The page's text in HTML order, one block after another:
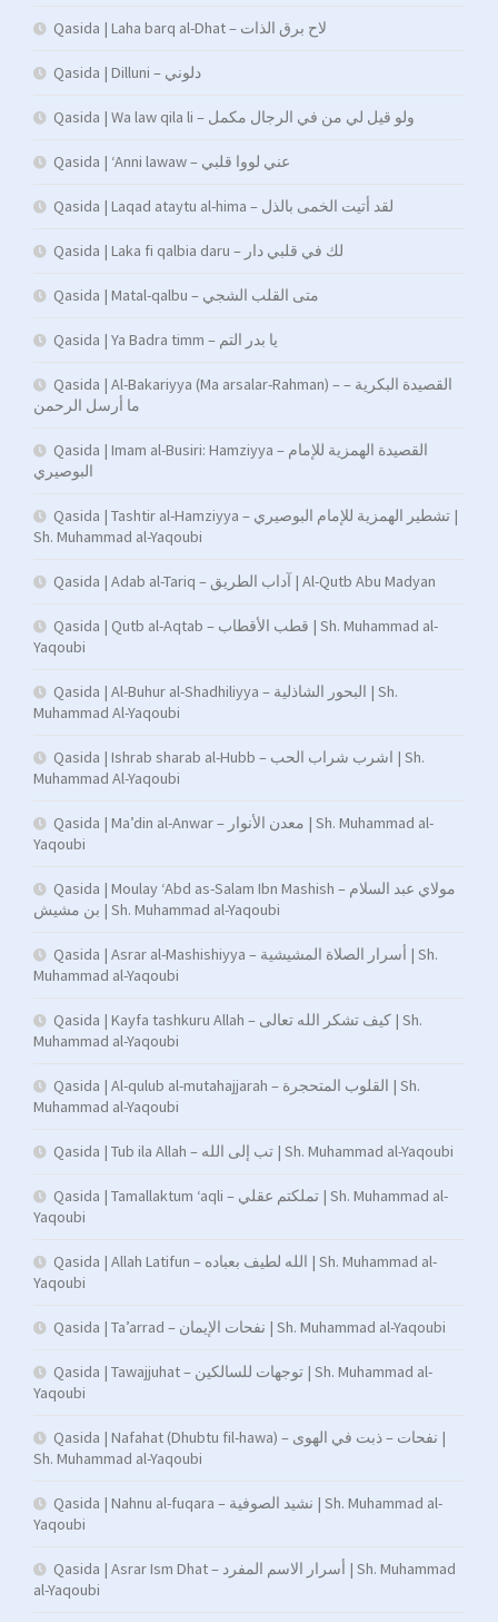
Qasida | Laha barq al-Dhat – لاح برق الذات
Qasida | Dilluni – دلوني
Qasida | Wa law qila li – ولو قيل لي من في الرجال مكمل
Qasida | ‘Anni lawaw – عني لووا قلبي
Qasida | Laqad ataytu al-hima – لقد أتيت الخمى بالذل
Qasida | Laka fi qalbia daru – لك في قلبي دار
Qasida | Matal-qalbu – متى القلب الشجي
Qasida | Ya Badra timm – يا بدر التم
Qasida | Al-Bakariyya (Ma arsalar-Rahman) – القصيدة البكرية –
ما أرسل الرحمن
Qasida | Imam al-Busiri: Hamziyya – القصيدة الهمزية للإمام
البوصيري
Qasida | Tashtir al-Hamziyya – تشطير الهمزية للإمام البوصيري |
Sh. Muhammad al-Yaqoubi
Qasida | Adab al-Tariq – آداب الطريق | Al-Qutb Abu Madyan
Qasida | Qutb al-Aqtab – قطب الأقطاب | Sh. Muhammad al-
Yaqoubi
Qasida | Al-Buhur al-Shadhiliyya – البحور الشاذلية | Sh.
Muhammad Al-Yaqoubi
Qasida | Ishrab sharab al-Hubb – اشرب شراب الحب | Sh.
Muhammad Al-Yaqoubi
Qasida | Ma’din al-Anwar – معدن الأنوار | Sh. Muhammad al-
Yaqoubi
Qasida | Moulay ‘Abd as-Salam Ibn Mashish – مولاي عبد السلام
بن مشيش | Sh. Muhammad al-Yaqoubi
Qasida | Asrar al-Mashishiyya – أسرار الصلاة المشيشية | Sh.
Muhammad al-Yaqoubi
Qasida | Kayfa tashkuru Allah – كيف تشكر الله تعالى | Sh.
Muhammad al-Yaqoubi
Qasida | Al-qulub al-mutahajjarah – القلوب المتحجرة | Sh.
Muhammad al-Yaqoubi
Qasida | Tub ila Allah – تب إلى الله | Sh. Muhammad al-Yaqoubi
Qasida | Tamallaktum ‘aqli – تملكتم عقلي | Sh. Muhammad al-
Yaqoubi
Qasida | Allah Latifun – الله لطيف بعباده | Sh. Muhammad al-
Yaqoubi
Qasida | Ta’arrad – نفحات الإيمان | Sh. Muhammad al-Yaqoubi
Qasida | Tawajjuhat – توجهات للسالكين | Sh. Muhammad al-
Yaqoubi
Qasida | Nafahat (Dhubtu fil-hawa) – نفحات – ذبت في الهوى |
Sh. Muhammad al-Yaqoubi
Qasida | Nahnu al-fuqara – نشيد الصوفية | Sh. Muhammad al-
Yaqoubi
Qasida | Asrar Ism Dhat – أسرار الاسم المفرد | Sh. Muhammad
al-Yaqoubi